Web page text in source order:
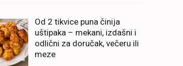
Od 2 tikvice puna činija
uštipaka – mekani, izdašni i
odlični za doručak, večeru ili
meze